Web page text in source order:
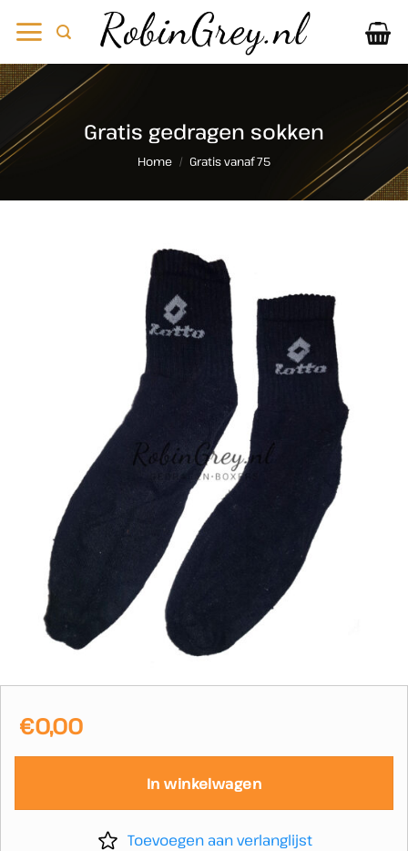
naar
Gratis gedragen sokken
Home / Gratis vanaf 75
€0,00
In winkelwagen
Toevoegen aan verlanglijst